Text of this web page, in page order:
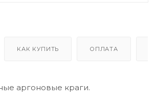
КАК КУПИТЬ ОПЛАТА
аргоновые краги.